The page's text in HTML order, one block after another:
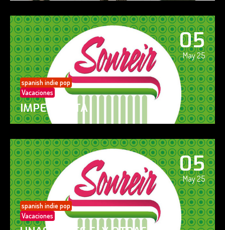
05
May 25
spanish indie pop
Vacaciones
IMPERFECTA
05
May 25
spanish indie pop
Vacaciones